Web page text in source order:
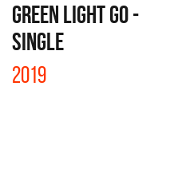
GREEN LIGHT GO -
SINGLE
2019